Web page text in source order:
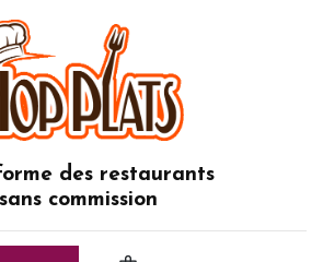
des restaurants
sans commission